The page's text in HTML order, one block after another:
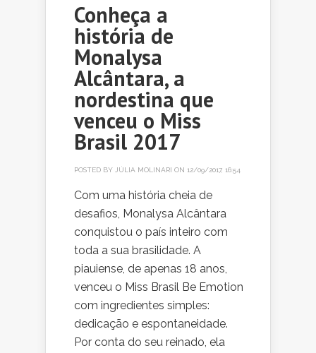
Conheça a
história de
Monalysa
Alcântara, a
nordestina que
venceu o Miss
Brasil 2017
POSTED BY JÚLIA MOLINARI ON 12/09/2017, 16:54
Com uma história cheia de
desafios, Monalysa Alcântara
conquistou o país inteiro com
toda a sua brasilidade. A
piauiense, de apenas 18 anos,
venceu o Miss Brasil Be Emotion
com ingredientes simples:
dedicação e espontaneidade.
Por conta do seu reinado, ela